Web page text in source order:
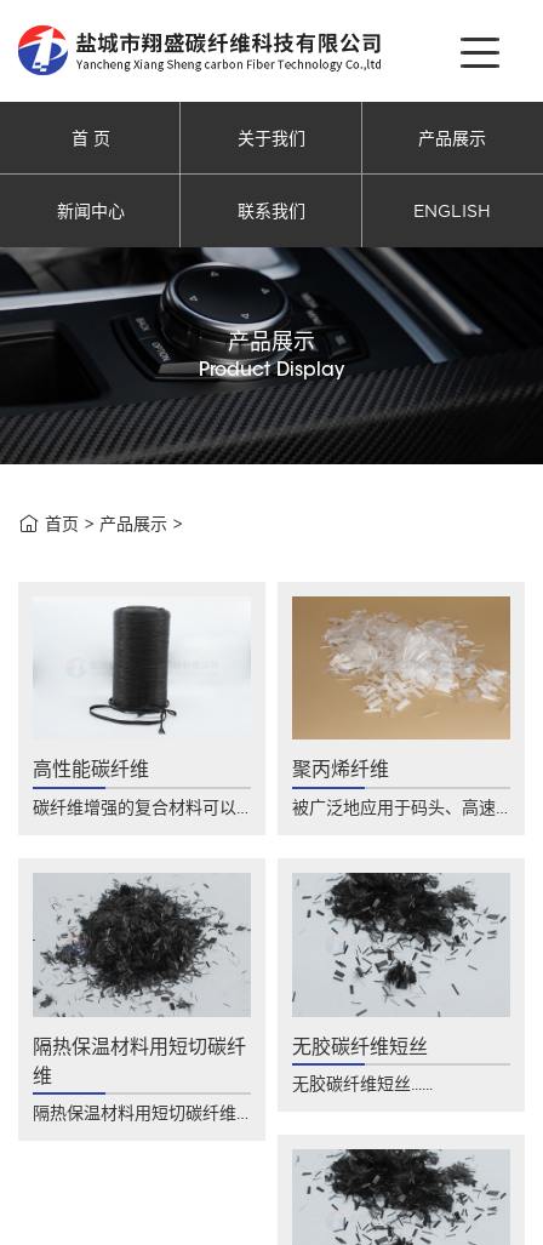
首 页 关于我们 产品展示
新闻中心 联系我们 ENGLISH
产品展示
Product Display
 首页 > 产品展示 >
高性能碳纤维 聚丙烯纤维
被广泛地应用于码头、高速公路、桥梁、水库......
隔热保温材料用短切碳纤
维
隔热保温材料用短切碳纤维具有轻质、高强、......
无胶碳纤维短丝
无胶碳纤维短丝......